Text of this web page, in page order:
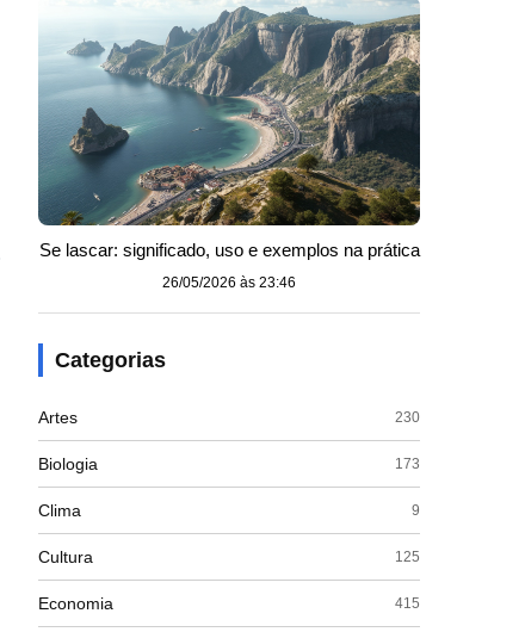
Se lascar: significado, uso e exemplos na prática
26/05/2026 às 23:46
Categorias
Artes 230
Biologia 173
Clima 9
Cultura 125
Economia 415